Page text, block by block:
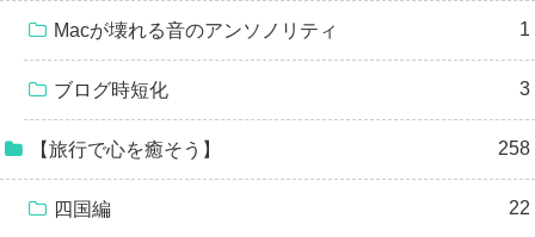
Macが壊れる音のアンソノリティ 1
ブログ時短化 3
【旅行で心を癒そう】 258
四国編 22